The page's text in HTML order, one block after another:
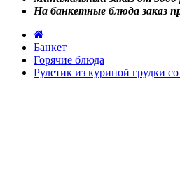
На банкетные блюда заказ
Банкет
Горячие блюда
Рулетик из куриной грудки